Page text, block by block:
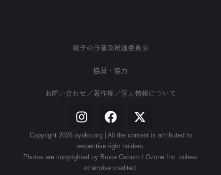
親子の日普及推進委員会
協賛・協力
お問い合わせ／著作権／個人情報について
Copyright 2026 oyako.org | All the content is attributed to
respective right holders.
Photos are copyrighted by Bruce Osborn / Ozone Inc. unless
otherwise credited.